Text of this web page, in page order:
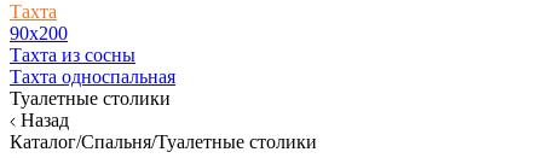
Тахта
90х200
Тахта из сосны
Тахта односпальная
Туалетные столики
Назад
Каталог/Спальня/Туалетные столики